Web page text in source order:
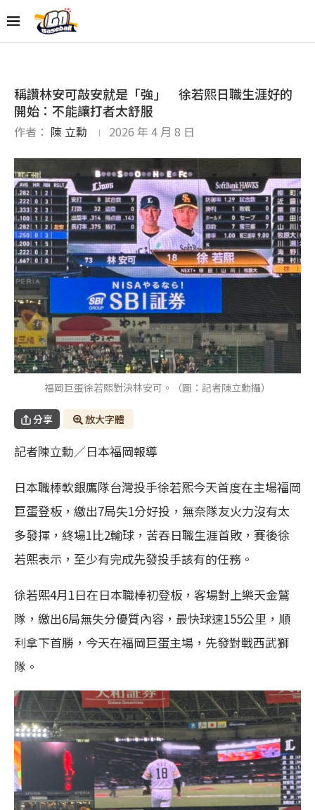
稱讚林安可敲安就是「強」 徐若熙日職生涯好的
開始：不能讓打者太舒服
作者： 陳 立勳 2026 年 4 月 8 日
福岡巨蛋徐若熙對決林安可。（圖：記者陳立勳攝）
分享 放大字體
記者陳立勳／日本福岡報導
日本職棒軟銀鷹隊台灣投手徐若熙今天首度在主場福岡
巨蛋登板，繳出7局失1分好投，無奈隊友火力沒有太
多發揮，終場1比2輸球，苦吞日職生涯首敗，賽後徐
若熙表示，至少有完成先發投手該有的任務。
徐若熙4月1日在日本職棒初登板，客場對上樂天金鷲
隊，繳出6局無失分優質內容，最快球速155公里，順
利拿下首勝，今天在福岡巨蛋主場，先發對戰西武獅
隊。